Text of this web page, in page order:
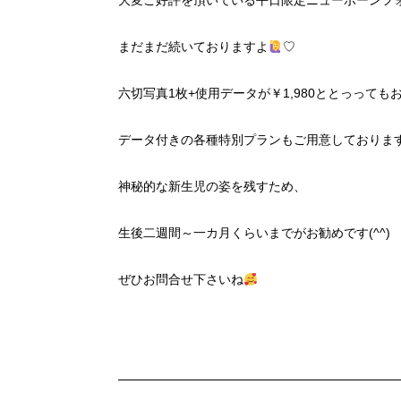
まだまだ続いておりますよ ♡
六切写真1枚+使用データが￥1,980ととっっても
データ付きの各種特別プランもご用意しておりま
神秘的な新生児の姿を残すため、
生後二週間～一カ月くらいまでがお勧めです(^^)
ぜひお問合せ下さいね